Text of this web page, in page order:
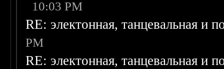
10:03 PM
RE: электонная, танцевальная и
PM
RE: электонная, танцевальная и